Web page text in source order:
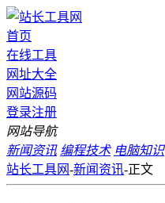
首页
在线工具
网址大全
网站源码
登录注册
网站导航
新闻资讯 编程技术 电脑知识
站长工具网-新闻资讯-正文